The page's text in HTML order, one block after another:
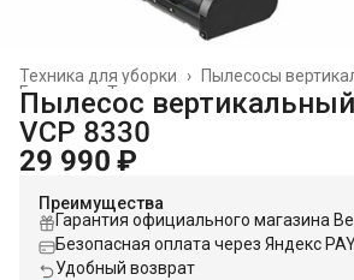
Пылесосы
Техника для уборки
›
Техника для дома
Главная
Пылесос
VCP 8330
29 990 ₽
Преимущества
Гарантия официального магазина
Безопасная оплата через Яндекс
Удобный возврат